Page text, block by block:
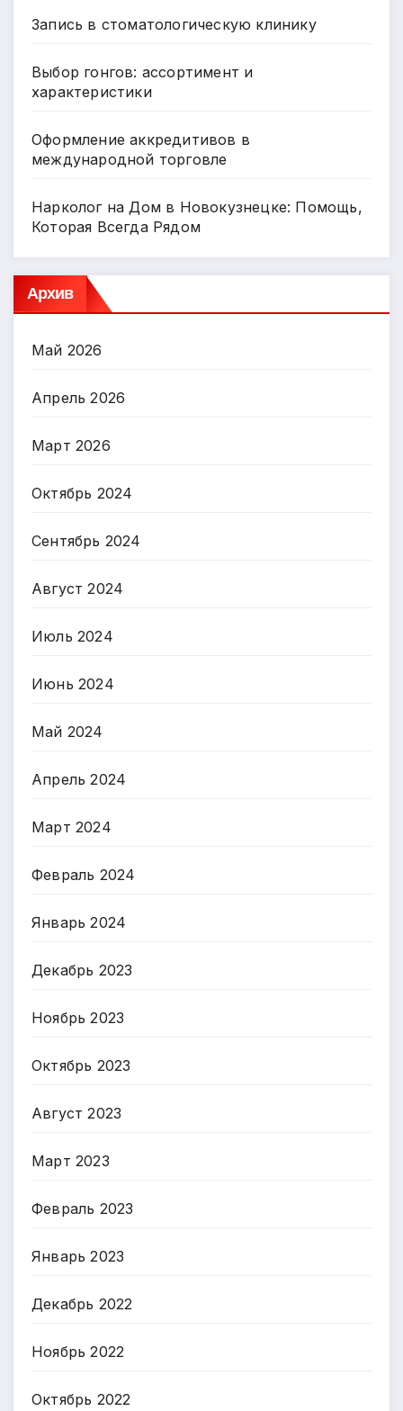
Запись в стоматологическую клинику
Выбор гонгов: ассортимент и
характеристики
Оформление аккредитивов в
международной торговле
Нарколог на Дом в Новокузнецке: Помощь,
Которая Всегда Рядом
Архив
Май 2026
Апрель 2026
Март 2026
Октябрь 2024
Сентябрь 2024
Август 2024
Июль 2024
Июнь 2024
Май 2024
Апрель 2024
Март 2024
Февраль 2024
Январь 2024
Декабрь 2023
Ноябрь 2023
Октябрь 2023
Август 2023
Март 2023
Февраль 2023
Январь 2023
Декабрь 2022
Ноябрь 2022
Октябрь 2022